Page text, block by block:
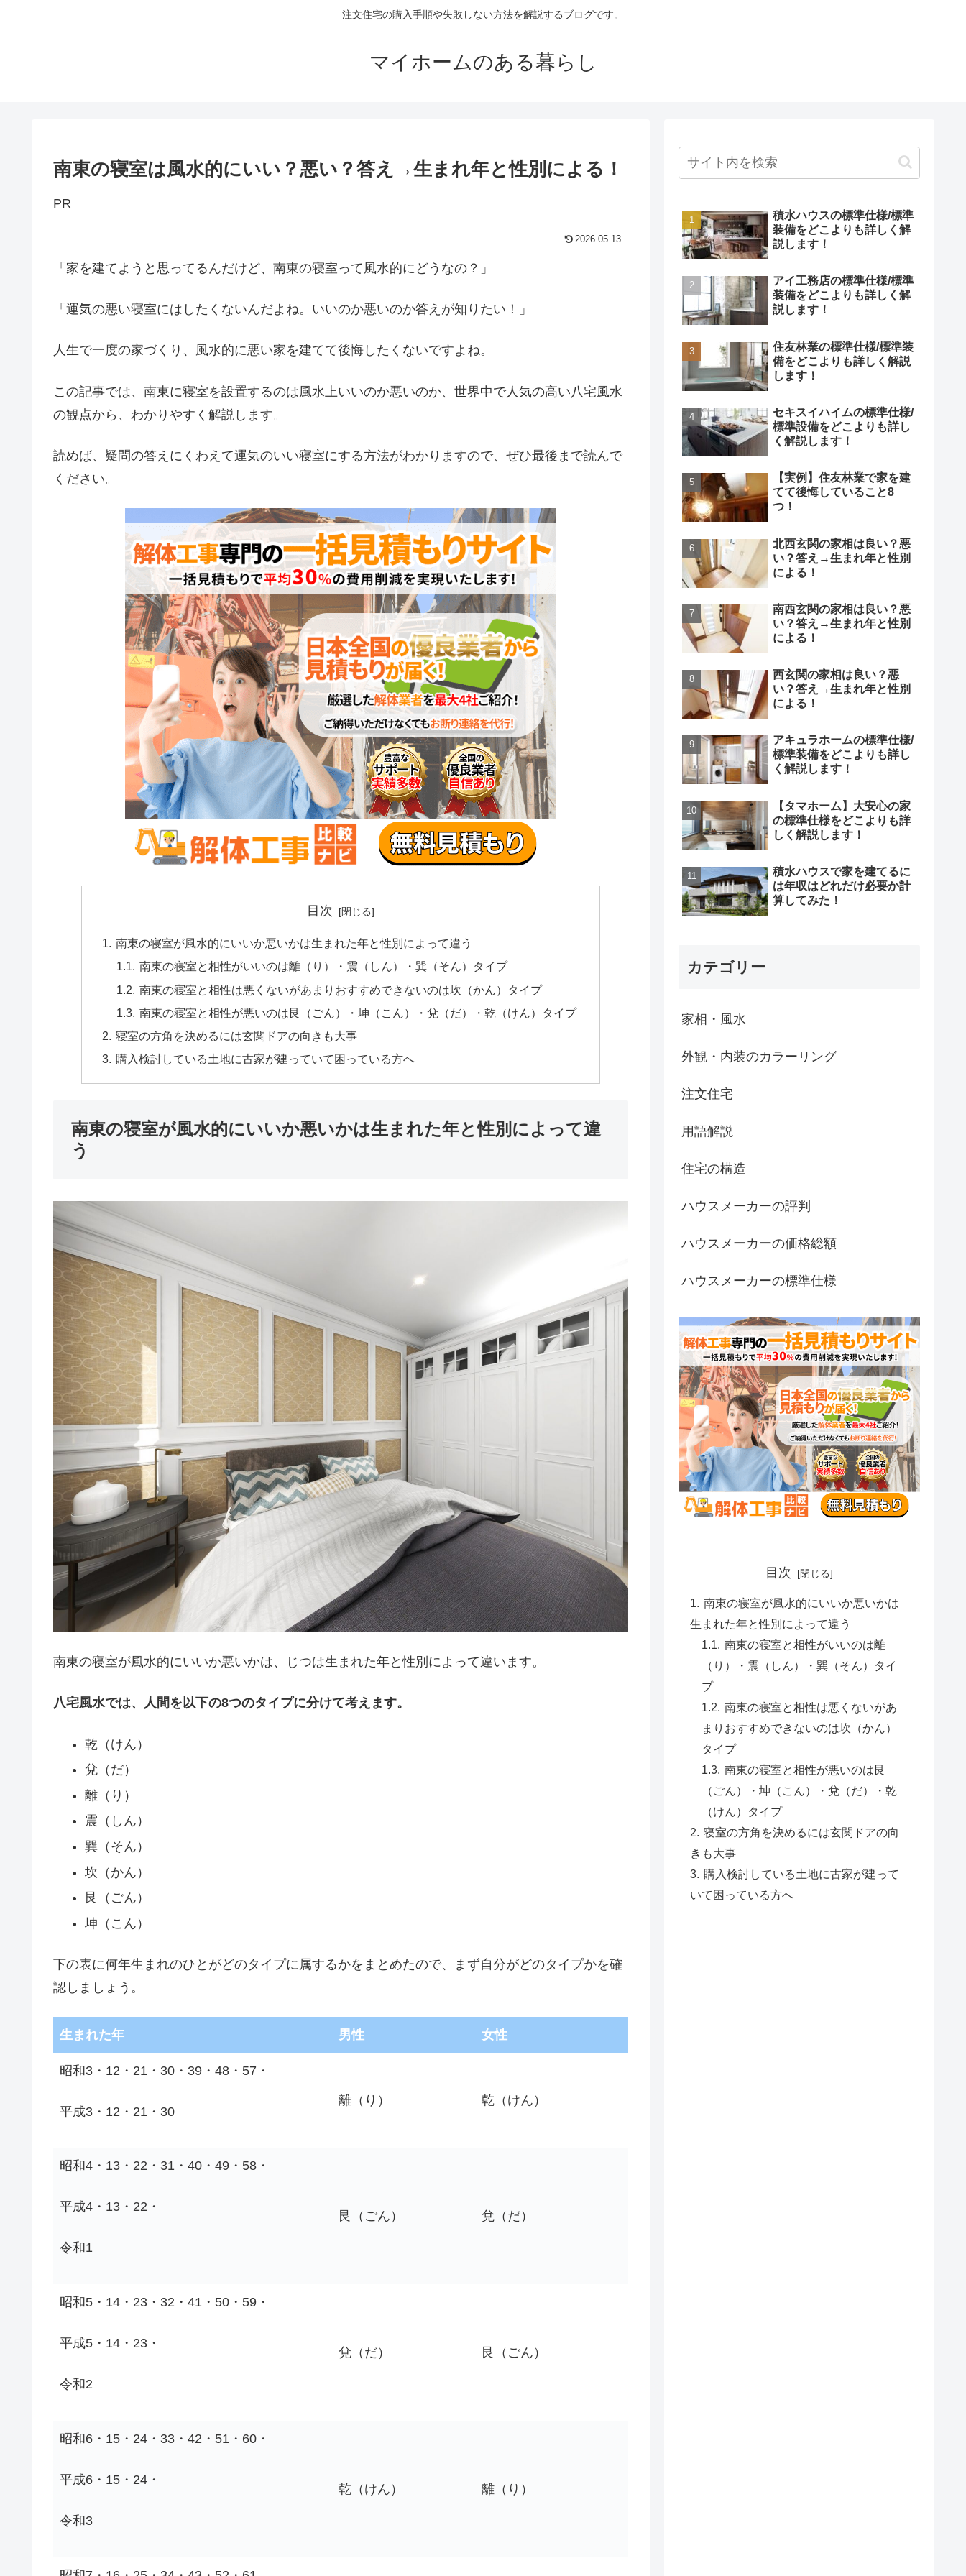
注文住宅の購入手順や失敗しない方法を解説するブログです。
マイホームのある暮らし
南東の寝室は風水的にいい？悪い？答え→生まれ年と性別による！
PR
2026.05.13
「家を建てようと思ってるんだけど、南東の寝室って風水的にどうなの？」
「運気の悪い寝室にはしたくないんだよね。いいのか悪いのか答えが知りたい！」
人生で一度の家づくり、風水的に悪い家を建てて後悔したくないですよね。
この記事では、南東に寝室を設置するのは風水上いいのか悪いのか、世界中で人気の高い八宅風水
の観点から、わかりやすく解説します。
読めば、疑問の答えにくわえて運気のいい寝室にする方法がわかりますので、ぜひ最後まで読んで
ください。
目次
南東の寝室が風水的にいいか悪いかは生まれた年と性別によって違う
南東の寝室と相性がいいのは離（り）・震（しん）・巽（そん）タイプ
南東の寝室と相性は悪くないがあまりおすすめできないのは坎（かん）タイプ
南東の寝室と相性が悪いのは艮（ごん）・坤（こん）・兌（だ）・乾（けん）タイプ
寝室の方角を決めるには玄関ドアの向きも大事
購入検討している土地に古家が建っていて困っている方へ
南東の寝室が風水的にいいか悪いかは生まれた年と性別によって違
う
南東の寝室が風水的にいいか悪いかは、じつは生まれた年と性別によって違います。
八宅風水では、人間を以下の8つのタイプに分けて考えます。
乾（けん）
兌（だ）
離（り）
震（しん）
巽（そん）
坎（かん）
艮（ごん）
坤（こん）
下の表に何年生まれのひとがどのタイプに属するかをまとめたので、まず自分がどのタイプかを確
認しましょう。
生まれた年 男性 女性
昭和3・12・21・30・39・48・57・
平成3・12・21・30
離（り） 乾（けん）
昭和4・13・22・31・40・49・58・
平成4・13・22・
令和1
艮（ごん） 兌（だ）
昭和5・14・23・32・41・50・59・
平成5・14・23・
令和2
兌（だ） 艮（ごん）
昭和6・15・24・33・42・51・60・
平成6・15・24・
令和3
乾（けん） 離（り）
積水ハウスの標準仕様/標準
装備をどこよりも詳しく解
説します！
アイ工務店の標準仕様/標準
装備をどこよりも詳しく解
説します！
住友林業の標準仕様/標準装
備をどこよりも詳しく解説
します！
セキスイハイムの標準仕様/
標準設備をどこよりも詳し
く解説します！
【実例】住友林業で家を建
てて後悔していること8
つ！
北西玄関の家相は良い？悪
い？答え→生まれ年と性別
による！
南西玄関の家相は良い？悪
い？答え→生まれ年と性別
による！
西玄関の家相は良い？悪
い？答え→生まれ年と性別
による！
アキュラホームの標準仕様/
標準装備をどこよりも詳し
く解説します！
【タマホーム】大安心の家
の標準仕様をどこよりも詳
しく解説します！
積水ハウスで家を建てるに
は年収はどれだけ必要か計
算してみた！
カテゴリー
家相・風水
外観・内装のカラーリング
注文住宅
用語解説
住宅の構造
ハウスメーカーの評判
ハウスメーカーの価格総額
ハウスメーカーの標準仕様
目次
南東の寝室が風水的にいいか悪いかは
生まれた年と性別によって違う
南東の寝室と相性がいいのは離
（り）・震（しん）・巽（そん）タイ
プ
南東の寝室と相性は悪くないがあ
まりおすすめできないのは坎（かん）
タイプ
南東の寝室と相性が悪いのは艮
（ごん）・坤（こん）・兌（だ）・乾
（けん）タイプ
寝室の方角を決めるには玄関ドアの向
きも大事
購入検討している土地に古家が建って
いて困っている方へ